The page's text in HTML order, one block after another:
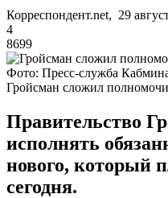
Корреспондент.net, 29
4
8699
Фото: Пресс-служба
Гройсман сложил
Правительство
исполнять
нового, который
сегодня.